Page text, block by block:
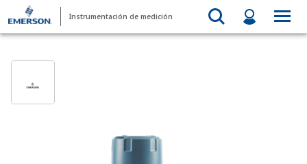
Instrumentación de medición